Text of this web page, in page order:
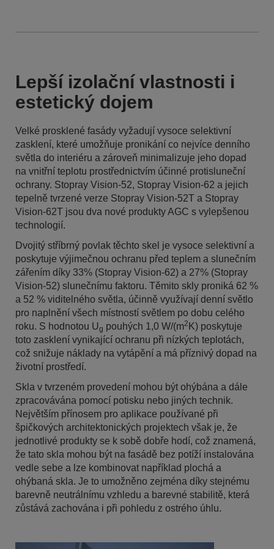
Lepší izolační vlastnosti i
estetický dojem
Velké prosklené fasády vyžadují vysoce selektivní
zasklení, které umožňuje pronikání co nejvíce denního
světla do interiéru a zároveň minimalizuje jeho dopad
na vnitřní teplotu prostřednictvím účinné protisluneční
ochrany. Stopray Vision-52, Stopray Vision-62 a jejich
tepelně tvrzené verze Stopray Vision-52T a Stopray
Vision-62T jsou dva nové produkty AGC s vylepšenou
technologií.
Dvojitý stříbrný povlak těchto skel je vysoce selektivní a
poskytuje výjimečnou ochranu před teplem a slunečním
zářením díky 33% (Stopray Vision-62) a 27% (Stopray
Vision-52) slunečnímu faktoru. Těmito skly proniká 62 %
a 52 % viditelného světla, účinně využívají denní světlo
pro naplnění všech místností světlem po dobu celého
roku. S hodnotou Ug pouhých 1,0 W/(m2 K) poskytuje
toto zasklení vynikající ochranu při nízkých teplotách,
což snižuje náklady na vytápění a má příznivý dopad na
životní prostředí.
Skla v tvrzeném provedení mohou být ohýbána a dále
zpracovávána pomocí potisku nebo jiných technik.
Největším přínosem pro aplikace používané při
špičkových architektonických projektech však je, že
jednotlivé produkty se k sobě dobře hodí, což znamená,
že tato skla mohou být na fasádě bez potíží instalována
vedle sebe a lze kombinovat například plochá a
ohýbaná skla. Je to umožněno zejména díky stejnému
barevně neutrálnímu vzhledu a barevné stabilitě, která
zůstává zachována i při pohledu z ostrého úhlu.